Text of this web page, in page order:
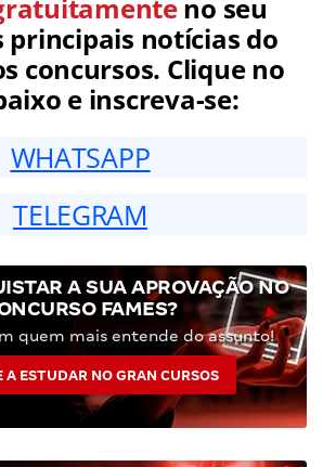
no seu
principais notícias do
concursos. Clique no
e inscreva-se:
WHATSAPP
TELEGRAM
A SUA APROVAÇÃO NO
FAMES?
quem mais entende do assunto!
A ESTUDAR NO GRAN CURSOS